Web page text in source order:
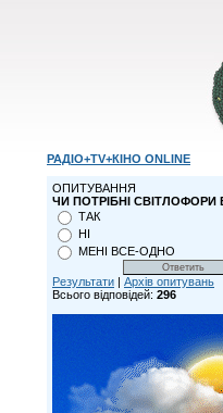
РАДІО+TV+КІНО ONLINE
ОПИТУВАННЯ
ЧИ ПОТРІБНІ СВІТЛОФОРИ
ТАК
НІ
МЕНІ ВСЕ-ОДНО
Результати | Архів опитувань
Всього відповідей: 296